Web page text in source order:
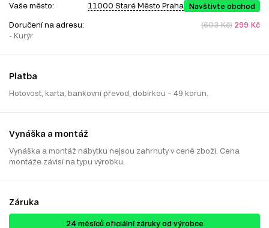
Vaše město: 11000 Staré Město Praha Navštivte obchod
Doručení na adresu:
- Kurýr
(603 Kč) 299 Kč
Platba
Hotovost, karta, bankovní převod, dobírkou – 49 korun.
Vynáška a montáž
Vynáška a montáž nábytku nejsou zahrnuty v ceně zboží. Cena
montáže závisí na typu výrobku.
Záruka
24 ​​​​měsíců oficiální záruky od výrobce